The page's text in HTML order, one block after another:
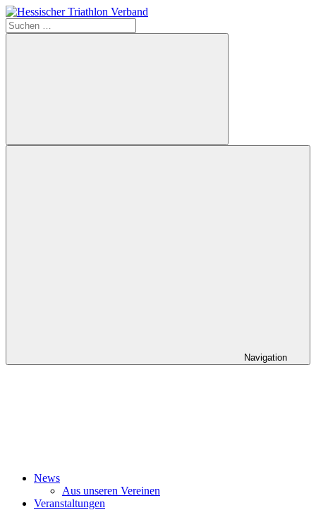
Zum
Inhalt
springen
Hessischer
Suchen
nach:
Suchen
Navigation
News
Aus unseren Vereinen
Veranstaltungen